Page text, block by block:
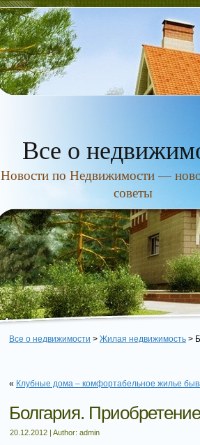
Все о
Новости по Недвижимости —
советы
Все о недвижимости > Жилая недвижимость >
« Клубные дома – комфортабельное жилье
Болгария.
20.12.2012 | Author: admin